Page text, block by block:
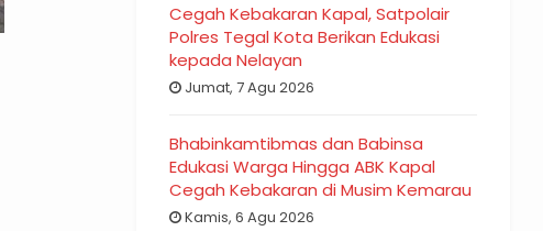
Cegah Kebakaran Kapal, Satpolair
Polres Tegal Kota Berikan Edukasi
kepada Nelayan
Jumat, 7 Agu 2026
Bhabinkamtibmas dan Babinsa
Edukasi Warga Hingga ABK Kapal
Cegah Kebakaran di Musim Kemarau
Kamis, 6 Agu 2026